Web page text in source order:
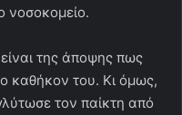
νοσοκομείο.
της άποψης πως
καθήκον του. Κι όμως,
τον παίκτη από